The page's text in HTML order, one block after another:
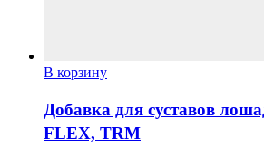
В корзину
Добавка для суставов
FLEX, TRM